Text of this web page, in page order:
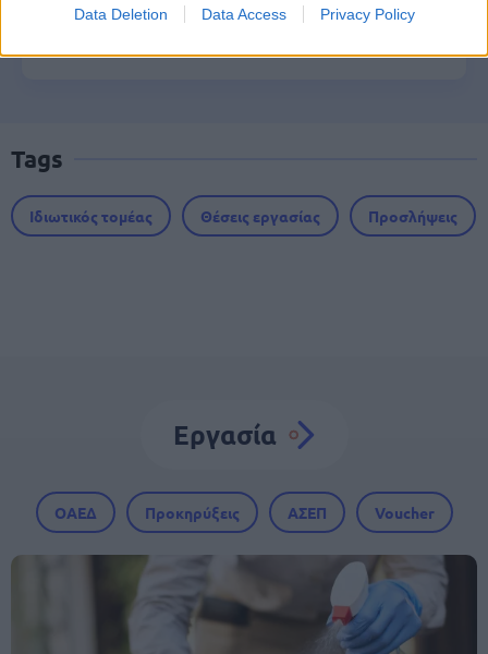
Data Deletion Data Access Privacy Policy
Υπουργείο Εξωτερικών: Γραπτός για
Tags
Ιδιωτικός τομέας Θέσεις εργασίας Προσλήψεις
Εργασία
ΟΑΕΔ Προκηρύξεις ΑΣΕΠ Voucher